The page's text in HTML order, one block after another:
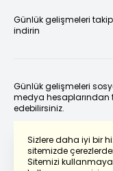
Sizlere daha iyi bir
sitemizde
Sitemizi
Günlük gelişmeleri
indirin
Günlük gelişmeleri
medya hesaplarından
edebilirsiniz.